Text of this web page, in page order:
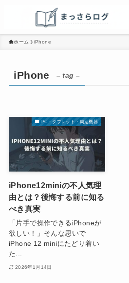
ホーム iPhone
iPhone – tag –
PC・タブレット・周辺機器
iPhone12miniの不人気理
由とは？後悔する前に知る
べき真実
「片手で操作できるiPhoneが
欲しい！」そんな思いで
iPhone 12 miniにたどり着い
た...
2026年1月14日